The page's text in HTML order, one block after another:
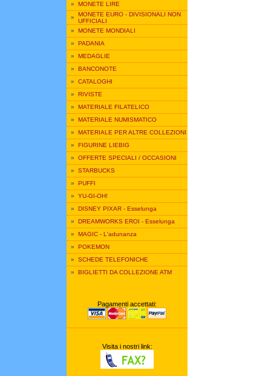
» MONETE LIRE
» MONETE EURO - DIVISIONALI NON
UFFICIALI
» MONETE MONDIALI
» PADANIA
» MEDAGLIE
» BANCONOTE
» CATALOGHI
» RIVISTE
» MATERIALE FILATELICO
» MATERIALE NUMISMATICO
» MATERIALE PER ALTRE COLLEZIONI
» FIGURINE LIEBIG
» OFFERTE SPECIALI / OCCASIONI
» STARBUCKS
» PUFFI
» YU-GI-OH!
» DISNEY PIXAR - Esselunga
» DREAMWORKS EROI - Esselunga
» MAGIC - L'adunanza
» POKEMON
» SCHEDE TELEFONICHE
» BIGLIETTI DA COLLEZIONE ATM
Pagamenti accettati:
Visita i nostri link: